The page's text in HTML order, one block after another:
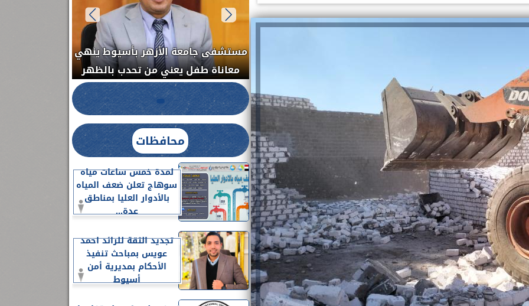
العلاج الحر بمنفلوط بالتعاون مع هيئة
الدواء المصرية يشن حملة رقابية مكبرة
لضبط المنشآت الطبية المخالفة.....
حدث بمستشفيات جامعة اسيوط....
فريق طبي بقسم الأنف والأذن اعلن الدكتور طارق على ، القائم بأعمال
محافظات
لمدة خمس ساعات مياه
سوهاج تعلن ضعف المياه
بالأدوار العليا بمناطق
عدة...
تجديد الثقة للرائد احمد
عويس بمباحث تنفيذ
الأحكام بمديرية أمن
أسيوط